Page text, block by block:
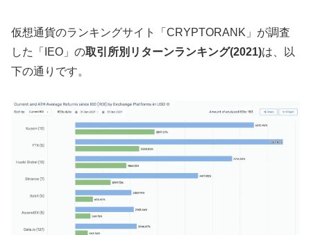
仮想通貨のランキングサイト「CRYPTORANK」が調査
した「IEO」の取引所別リターンランキング(2021)は、以
下の通りです。